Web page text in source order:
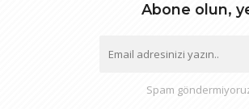
Abone olun,
Spam